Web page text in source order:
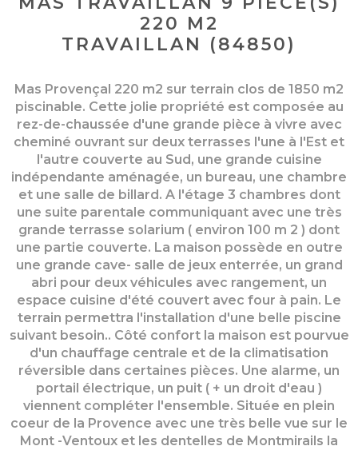
220 M2
TRAVAILLAN (84850)
Mas Provençal 220 m2 sur terrain clos de 1850 m2
piscinable. Cette jolie propriété est composée au
rez-de-chaussée d'une grande pièce à vivre avec
cheminé ouvrant sur deux terrasses l'une à l'Est et
l'autre couverte au Sud, une grande cuisine
indépendante aménagée, un bureau, une chambre
et une salle de billard. A l'étage 3 chambres dont
une suite parentale communiquant avec une très
grande terrasse solarium ( environ 100 m 2 ) dont
une partie couverte. La maison possède en outre
une grande cave- salle de jeux enterrée, un grand
abri pour deux véhicules avec rangement, un
espace cuisine d'été couvert avec four à pain. Le
terrain permettra l'installation d'une belle piscine
suivant besoin.. Côté confort la maison est pourvue
d'un chauffage centrale et de la climatisation
réversible dans certaines pièces. Une alarme, un
portail électrique, un puit ( + un droit d'eau )
viennent compléter l'ensemble. Située en plein
coeur de la Provence avec une très belle vue sur le
Mont -Ventoux et les dentelles de Montmirails la